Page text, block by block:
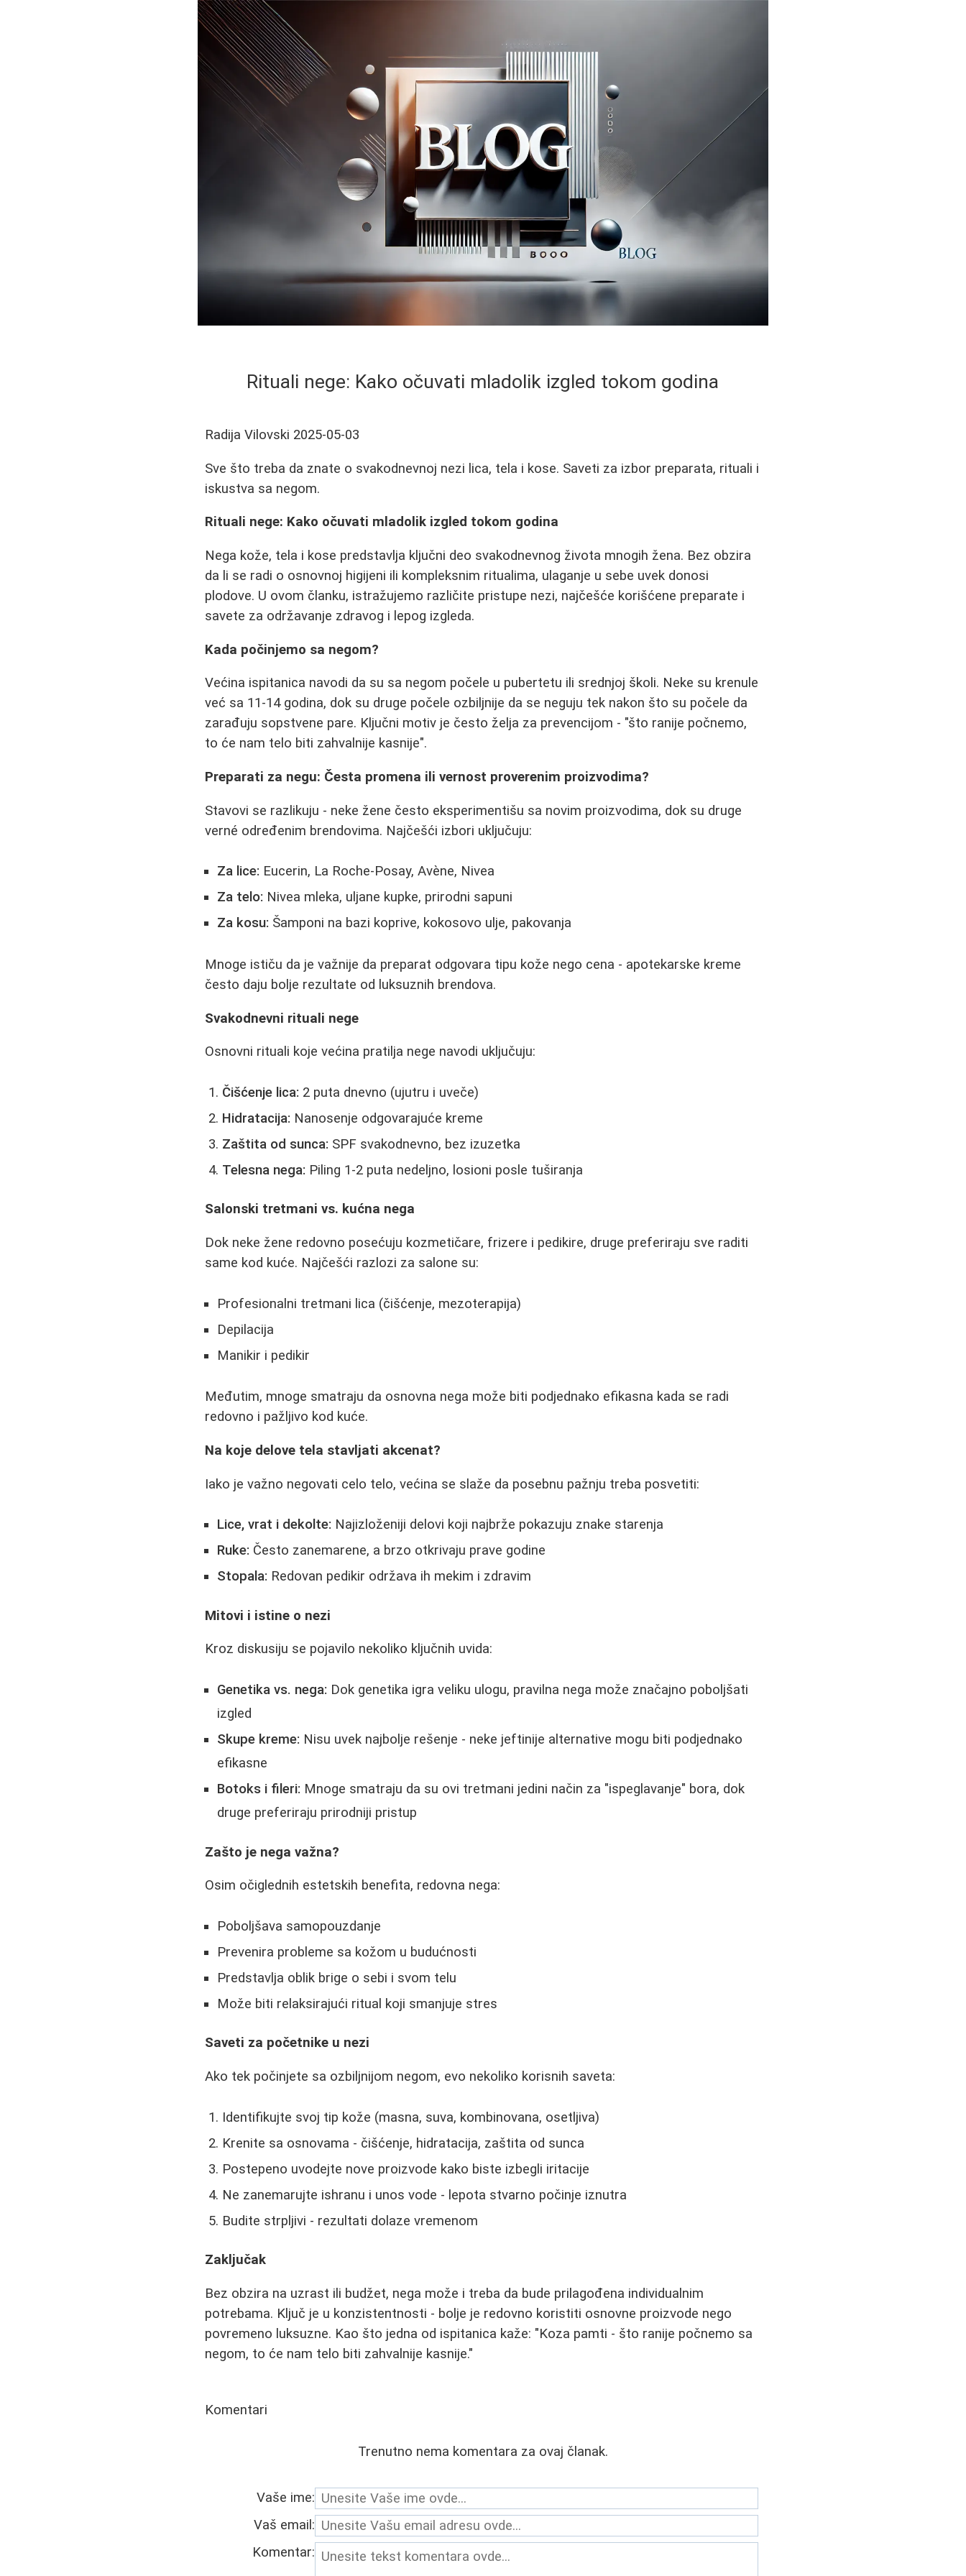
Rituali nege: Kako očuvati mladolik izgled tokom godina
Radija Vilovski 2025-05-03
Sve što treba da znate o svakodnevnoj nezi lica, tela i kose. Saveti za izbor preparata, rituali i
iskustva sa negom.
Rituali nege: Kako očuvati mladolik izgled tokom godina
Nega kože, tela i kose predstavlja ključni deo svakodnevnog života mnogih žena. Bez obzira
da li se radi o osnovnoj higijeni ili kompleksnim ritualima, ulaganje u sebe uvek donosi
plodove. U ovom članku, istražujemo različite pristupe nezi, najčešće korišćene preparate i
savete za održavanje zdravog i lepog izgleda.
Kada počinjemo sa negom?
Većina ispitanica navodi da su sa negom počele u pubertetu ili srednjoj školi. Neke su krenule
već sa 11-14 godina, dok su druge počele ozbiljnije da se neguju tek nakon što su počele da
zarađuju sopstvene pare. Ključni motiv je često želja za prevencijom - "što ranije počnemo,
to će nam telo biti zahvalnije kasnije".
Preparati za negu: Česta promena ili vernost proverenim proizvodima?
Stavovi se razlikuju - neke žene često eksperimentišu sa novim proizvodima, dok su druge
verné određenim brendovima. Najčešći izbori uključuju:
Za lice: Eucerin, La Roche-Posay, Avène, Nivea
Za telo: Nivea mleka, uljane kupke, prirodni sapuni
Za kosu: Šamponi na bazi koprive, kokosovo ulje, pakovanja
Mnoge ističu da je važnije da preparat odgovara tipu kože nego cena - apotekarske kreme
često daju bolje rezultate od luksuznih brendova.
Svakodnevni rituali nege
Osnovni rituali koje većina pratilja nege navodi uključuju:
Čišćenje lica: 2 puta dnevno (ujutru i uveče)
Hidratacija: Nanosenje odgovarajuće kreme
Zaštita od sunca: SPF svakodnevno, bez izuzetka
Telesna nega: Piling 1-2 puta nedeljno, losioni posle tuširanja
Salonski tretmani vs. kućna nega
Dok neke žene redovno posećuju kozmetičare, frizere i pedikire, druge preferiraju sve raditi
same kod kuće. Najčešći razlozi za salone su:
Profesionalni tretmani lica (čišćenje, mezoterapija)
Depilacija
Manikir i pedikir
Međutim, mnoge smatraju da osnovna nega može biti podjednako efikasna kada se radi
redovno i pažljivo kod kuće.
Na koje delove tela stavljati akcenat?
Iako je važno negovati celo telo, većina se slaže da posebnu pažnju treba posvetiti:
Lice, vrat i dekolte: Najizloženiji delovi koji najbrže pokazuju znake starenja
Ruke: Često zanemarene, a brzo otkrivaju prave godine
Stopala: Redovan pedikir održava ih mekim i zdravim
Mitovi i istine o nezi
Kroz diskusiju se pojavilo nekoliko ključnih uvida:
Genetika vs. nega: Dok genetika igra veliku ulogu, pravilna nega može značajno poboljšati
izgled
Skupe kreme: Nisu uvek najbolje rešenje - neke jeftinije alternative mogu biti podjednako
efikasne
Botoks i fileri: Mnoge smatraju da su ovi tretmani jedini način za "ispeglavanje" bora, dok
druge preferiraju prirodniji pristup
Zašto je nega važna?
Osim očiglednih estetskih benefita, redovna nega:
Poboljšava samopouzdanje
Prevenira probleme sa kožom u budućnosti
Predstavlja oblik brige o sebi i svom telu
Može biti relaksirajući ritual koji smanjuje stres
Saveti za početnike u nezi
Ako tek počinjete sa ozbiljnijom negom, evo nekoliko korisnih saveta:
Identifikujte svoj tip kože (masna, suva, kombinovana, osetljiva)
Krenite sa osnovama - čišćenje, hidratacija, zaštita od sunca
Postepeno uvodejte nove proizvode kako biste izbegli iritacije
Ne zanemarujte ishranu i unos vode - lepota stvarno počinje iznutra
Budite strpljivi - rezultati dolaze vremenom
Zaključak
Bez obzira na uzrast ili budžet, nega može i treba da bude prilagođena individualnim
potrebama. Ključ je u konzistentnosti - bolje je redovno koristiti osnovne proizvode nego
povremeno luksuzne. Kao što jedna od ispitanica kaže: "Koza pamti - što ranije počnemo sa
negom, to će nam telo biti zahvalnije kasnije."
Komentari
Trenutno nema komentara za ovaj članak.
Vaše ime:
Vaš email:
Komentar: